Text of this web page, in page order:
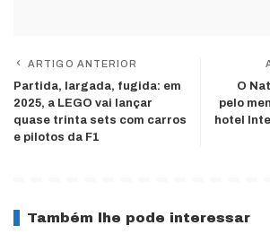
ARTIGO ANTERIOR
Partida, largada, fugida: em
2025, a LEGO vai lançar
quase trinta sets com carros
e pilotos da F1
O
pelo
hotel
Também lhe pode interessar